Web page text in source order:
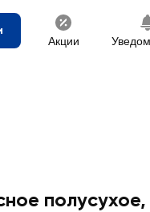
Акции
полусухое,